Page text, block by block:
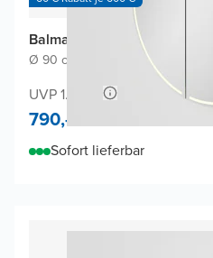
Balmani Mara Spiegelschrank
Ø 90 cm Schwarz Matt
UVP 1.500,-
790,-
Sofort lieferbar